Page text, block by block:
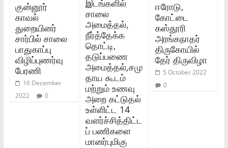
குன்னூர்
காவல்
துறையினர்
சார்பில் சாலை
பாதுகாப்பு
விழிப்புணர்வு
பேரணி
16 December
2022
0
இடங்களில்‌
சாலை
அமைத்தல்‌,
நீர்த்தேக்க
தொட்டி,
தடுப்பணை
அமைத்தல்‌,சமு
தாய கூடம்‌
மற்றும்‌ உணவு
அறை கட்டுதல்‌
உள்ளிட்ட 14
வளர்ச்சித்திட்ட
ப்‌ பணிகளை
மானர்புமிகு
ஈரோடு,
கோட்டை
கஸ்தூரி
அரங்கநாதர்
திருகோயில்
தேர் திருவிழா
5 October 2022
0